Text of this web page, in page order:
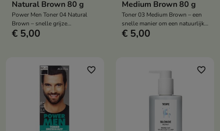
Natural Brown 80 g
Power Men Toner 04 Natural
Brown – snelle grijze
haarkleuring in 10 minuten.
€ 5,00
Medium Brown 80 g
Toner 03 Medium Brown – een
snelle manier om een natuurlijke
bruine teint te krijgen zonder
€ 5,00
favorite_border favorite_border